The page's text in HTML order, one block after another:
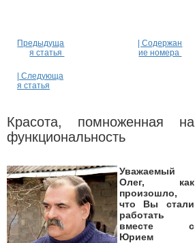
Предыдуща
я статья
| Содержан
ие номера
| Следующа
я статья
Красота, помноженная на
функциональность
Уважаемый
Олег, как
произошло,
что Вы стали
работать
вместе с
Юрием